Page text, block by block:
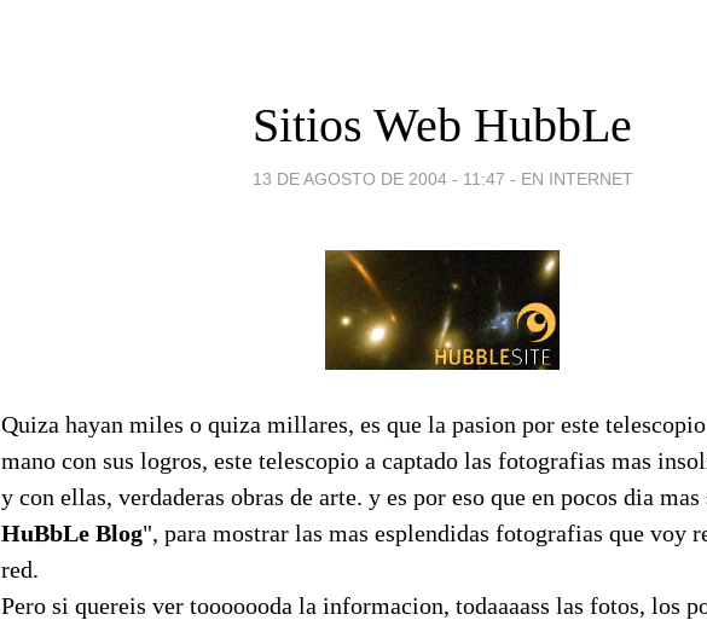
Sitios Web HubbLe
13 DE AGOSTO DE 2004 - 11:47 - EN INTERNET
Quiza hayan miles o quiza millares, es que la pasion por este
mano con sus logros, este telescopio a captado las fotografias mas
y con ellas, verdaderas obras de arte. y es por eso que en pocos dia mas
HuBbLe Blog", para mostrar las mas esplendidas fotografias que voy
red.
Pero si quereis ver tooooooda la informacion, todaaaass las fotos, los